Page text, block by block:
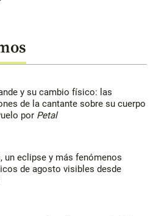
y su cambio físico: las
de la cantante sobre su cuerpo
por Petal
un eclipse y más fenómenos
de agosto visibles desde